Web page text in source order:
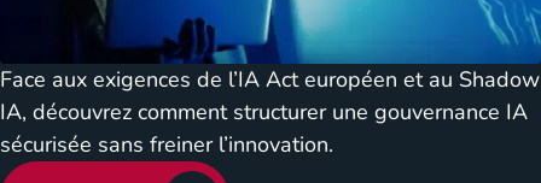
Face aux exigences de l’IA Act européen et au Shadow
IA, découvrez comment structurer une gouvernance IA
sécurisée sans freiner l’innovation.